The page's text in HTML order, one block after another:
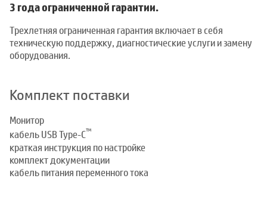
3 года ограниченной гарантии.
Трехлетняя ограниченная гарантия включает в себя
техническую поддержку, диагностические услуги и замену
оборудования.
Комплект поставки
Монитор
кабель USB Type-C™
краткая инструкция по настройке
комплект документации
кабель питания переменного тока